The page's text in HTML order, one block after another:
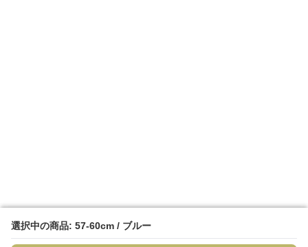
選択中の商品: 57-60cm / ブルー
選択中の商品: 57-60cm / ブルー